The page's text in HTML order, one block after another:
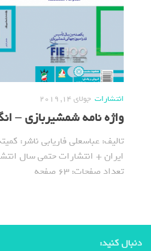
انتشارات جولای 14, 2019
واژه نامه شمشیربازی –
تالیف: عباسعلی فاریابی ناشر:
تعداد صفحات: 63 صفحه
دنبال کنید: